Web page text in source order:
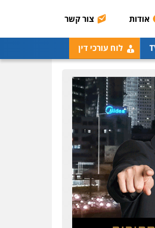
אודות צור קשר
לוח עורכי דין
0506209859
עו"ד נעם שביט
פלילי פשיעה חמורה
הלבנת הון
פסיכיאטריה משפטית
0506216048
עו"ד אלון קריטי
פלילי כלכלי אלימות
סמים מעצרים
0525544654
עו"ד אייל בסרגליק
פלילי כלכלי צווארון לבן
עורכי דין לענייני אסירים
אזרחי נדל"ן / עסקים
0528488515